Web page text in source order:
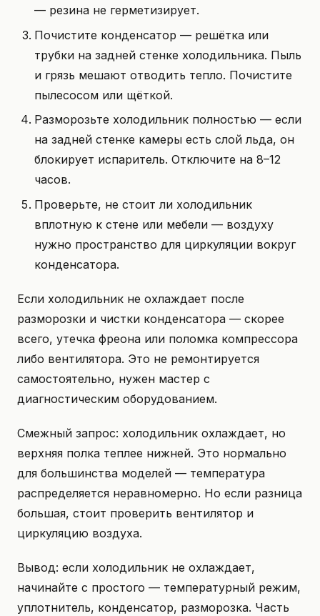
— резина не герметизирует.
Почистите конденсатор — решётка или
трубки на задней стенке холодильника. Пыль
и грязь мешают отводить тепло. Почистите
пылесосом или щёткой.
Разморозьте холодильник полностью — если
на задней стенке камеры есть слой льда, он
блокирует испаритель. Отключите на 8–12
часов.
Проверьте, не стоит ли холодильник
вплотную к стене или мебели — воздуху
нужно пространство для циркуляции вокруг
конденсатора.
Если холодильник не охлаждает после
разморозки и чистки конденсатора — скорее
всего, утечка фреона или поломка компрессора
либо вентилятора. Это не ремонтируется
самостоятельно, нужен мастер с
диагностическим оборудованием.
Смежный запрос: холодильник охлаждает, но
верхняя полка теплее нижней. Это нормально
для большинства моделей — температура
распределяется неравномерно. Но если разница
большая, стоит проверить вентилятор и
циркуляцию воздуха.
Вывод: если холодильник не охлаждает,
начинайте с простого — температурный режим,
уплотнитель, конденсатор, разморозка. Часть